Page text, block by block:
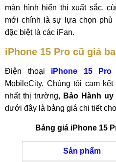
màn hình hiển thị xuất sắc,
mới chính là sự lựa chọn phù
đặc biệt là các iFan.
iPhone 15 Pro cũ giá
Điện thoại iPhone 15 Pro
MobileCity. Chúng tôi cam
nhất thị trường, Bảo Hành
dưới đây là bảng giá chi tiết
Bảng giá iPhone 15
Sản phẩm